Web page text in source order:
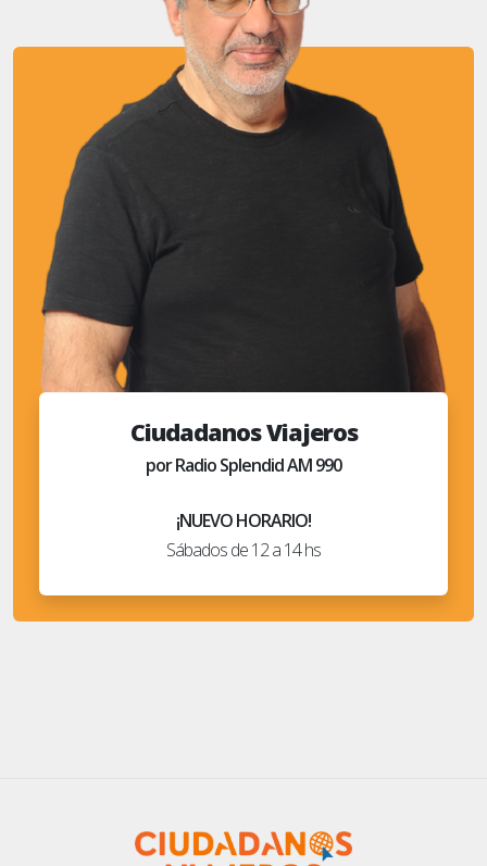
Ciudadanos Viajeros
por Radio Splendid AM 990
¡NUEVO HORARIO!
Sábados de 12 a 14 hs